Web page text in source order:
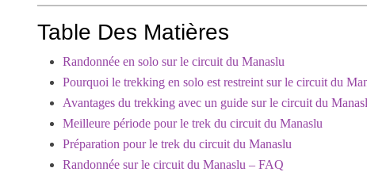
Table Des Matières
Randonnée en solo sur le circuit du Manaslu
Pourquoi le trekking en solo est restreint sur le circuit du
Avantages du trekking avec un guide sur le circuit du
Meilleure période pour le trek du circuit du Manaslu
Préparation pour le trek du circuit du Manaslu
Randonnée sur le circuit du Manaslu – FAQ